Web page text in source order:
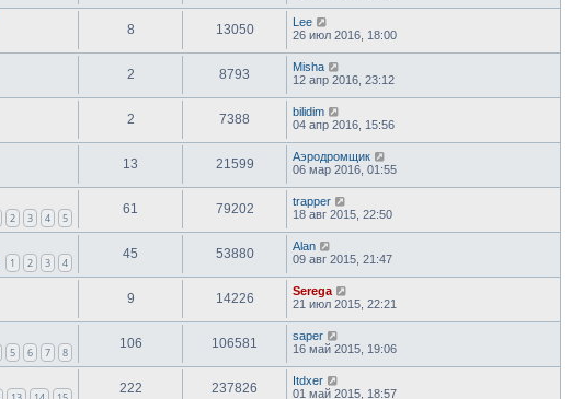
8 13050
Lee
26 июл 2016, 18:00
2 8793
Misha
12 апр 2016, 23:12
2 7388
bilidim
04 апр 2016, 15:56
13 21599
Аэродромщик
06 мар 2016, 01:55
2 3 4 5
61 79202
trapper
18 авг 2015, 22:50
1 2 3 4
45 53880
Alan
09 авг 2015, 21:47
9 14226
Serega
21 июл 2015, 22:21
5 6 7 8
106 106581
saper
16 май 2015, 19:06
222 237826
Itdxer
01 май 2015, 18:57